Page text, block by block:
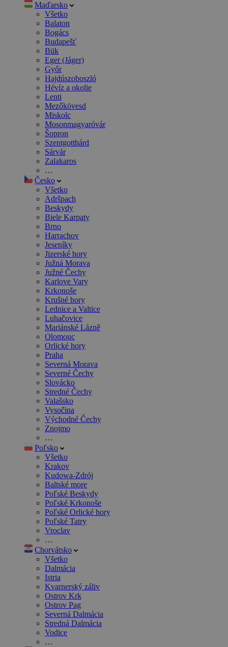
Maďarsko
Všetko
Balaton
Bogács
Budapešť
Bük
Eger (Jáger)
Győr
Hajdúszoboszló
Hévíz a okolie
Lenti
Mezőkövesd
Miskolc
Mosonmagyaróvár
Šopron
Szentgotthárd
Sárvár
Zalakaros
…
Česko
Všetko
Adršpach
Beskydy
Biele Karpaty
Brno
Harrachov
Jeseníky
Jizerské hory
Južná Morava
Južné Čechy
Karlove Vary
Krkonoše
Krušné hory
Lednice a Valtice
Luhačovice
Mariánské Lázně
Olomouc
Orlické hory
Praha
Severná Morava
Severné Čechy
Slovácko
Stredné Čechy
Valašsko
Vysočina
Východné Čechy
Znojmo
…
Poľsko
Všetko
Krakov
Kudowa-Zdrój
Baltské more
Poľské Beskydy
Poľské Krkonoše
Poľské Orlické hory
Poľské Tatry
Vroclav
…
Chorvátsko
Všetko
Dalmácia
Istria
Kvarnerský záliv
Ostrov Krk
Ostrov Pag
Severná Dalmácia
Stredná Dalmácia
Vodice
…